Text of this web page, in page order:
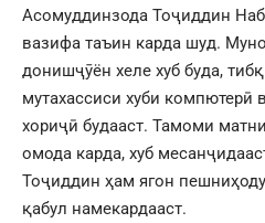
Асомуддинзода Тоҷиддин
вазифа таъин карда шуд.
донишҷӯён хеле хуб буда,
мутахассиси хуби компютерӣ
хориҷӣ будааст. Тамоми
омода карда, хуб
Тоҷиддин ҳам ягон
қабул намекардааст.